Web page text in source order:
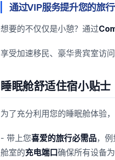
通过VIP服务提升您的旅
想要的不仅仅是小憩？通过
享受加速移民、豪华贵宾室访
睡眠舱舒适住宿小贴士
为了充分利用您的睡眠舱体验
- 带上您喜爱的旅行必需品，
舱室的充电端口确保所有设备